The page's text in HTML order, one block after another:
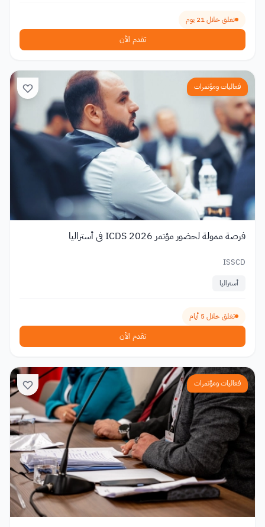
تغلق خلال 21 يوم
تقدم الآن
فعاليات ومؤتمرات
فرصة ممولة لحضور مؤتمر ICDS 2026 في أستراليا
ISSCD
أستراليا
تغلق خلال 5 أيام
تقدم الآن
فعاليات ومؤتمرات